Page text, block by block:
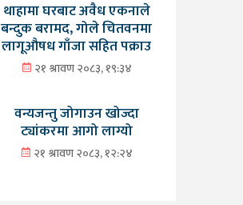
थाहामा घरबाट अवैध एकनाले
बन्दुक बरामद, गोले चितवनमा
लागूऔषध गाँजा सहित पक्राउ
२१ श्रावण २०८३, १९:३४
वन्यजन्तु जोगाउन खोज्दा
ट्यांकरमा आगो लाग्यो
२१ श्रावण २०८३, १२:२४